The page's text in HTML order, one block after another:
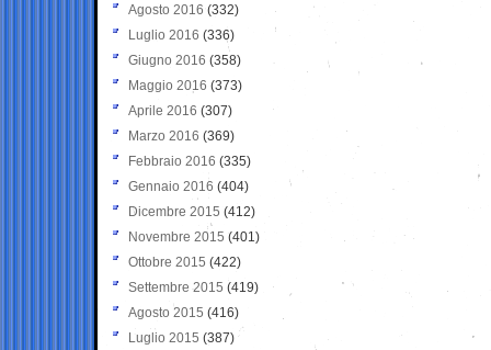
Agosto 2016 (332)
Luglio 2016 (336)
Giugno 2016 (358)
Maggio 2016 (373)
Aprile 2016 (307)
Marzo 2016 (369)
Febbraio 2016 (335)
Gennaio 2016 (404)
Dicembre 2015 (412)
Novembre 2015 (401)
Ottobre 2015 (422)
Settembre 2015 (419)
Agosto 2015 (416)
Luglio 2015 (387)